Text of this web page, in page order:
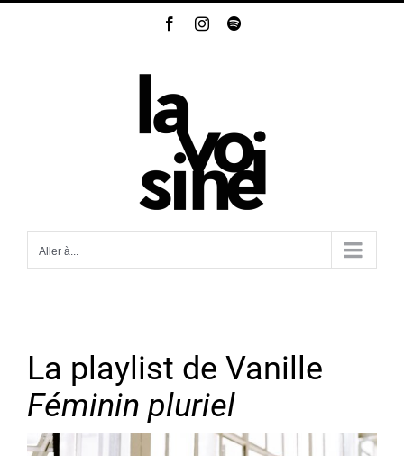
FacebookInstagram
Aller à...
La playlist de Vanille
Féminin pluriel